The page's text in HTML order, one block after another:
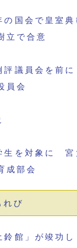
の国会で皇室
立で合意
評議員会を前
員会
生を対象に
成部会
れび
鈴館」が竣功